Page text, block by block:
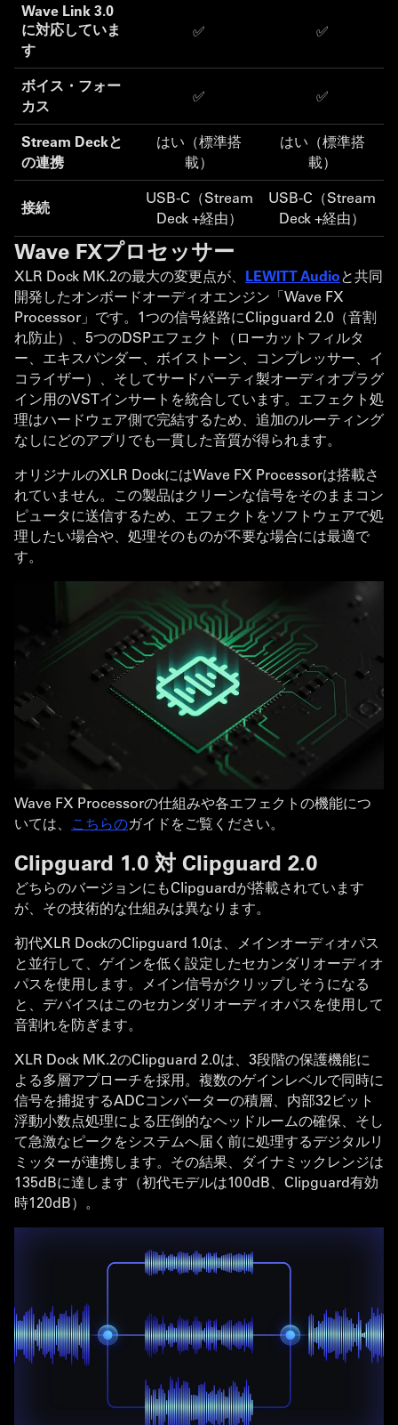
Wave Link 3.0
に対応していま
す
✅ ✅
ボイス・フォー
カス
✅ ✅
Stream Deckと
の連携
はい（標準搭
載）
はい（標準搭
載）
接続
USB-C（Stream
Deck +経由）
USB-C（Stream
Deck +経由）
Wave FXプロセッサー
XLR Dock MK.2の最大の変更点が、 LEWITT Audioと共同
開発したオンボードオーディオエンジン「Wave FX
Processor」です。1つの信号経路にClipguard 2.0（音割
れ防止）、5つのDSPエフェクト（ローカットフィルタ
ー、エキスパンダー、ボイストーン、コンプレッサー、イ
コライザー）、そしてサードパーティ製オーディオプラグ
イン用のVSTインサートを統合しています。エフェクト処
理はハードウェア側で完結するため、追加のルーティング
なしにどのアプリでも一貫した音質が得られます。
オリジナルのXLR DockにはWave FX Processorは搭載さ
れていません。この製品はクリーンな信号をそのままコン
ピュータに送信するため、エフェクトをソフトウェアで処
理したい場合や、処理そのものが不要な場合には最適で
す。
Wave FX Processorの仕組みや各エフェクトの機能につ
いては、 こちらのガイドをご覧ください。
Clipguard 1.0 対 Clipguard 2.0
どちらのバージョンにもClipguardが搭載されています
が、その技術的な仕組みは異なります。
初代XLR DockのClipguard 1.0は、メインオーディオパス
と並行して、ゲインを低く設定したセカンダリオーディオ
パスを使用します。メイン信号がクリップしそうになる
と、デバイスはこのセカンダリオーディオパスを使用して
音割れを防ぎます。
XLR Dock MK.2のClipguard 2.0は、3段階の保護機能に
よる多層アプローチを採用。複数のゲインレベルで同時に
信号を捕捉するADCコンバーターの積層、内部32ビット
浮動小数点処理による圧倒的なヘッドルームの確保、そし
て急激なピークをシステムへ届く前に処理するデジタルリ
ミッターが連携します。その結果、ダイナミックレンジは
135dBに達します（初代モデルは100dB、Clipguard有効
時120dB）。